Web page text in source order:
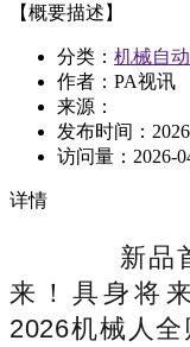
【概要描述】
分类： 机械自
作者：PA视讯
来源：
发布时间：
访问量： 2026-
详情
新品首
来！具身将
2026机械人